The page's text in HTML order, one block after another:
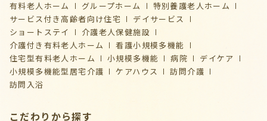
有料老人ホーム グループホーム
特別養護老人ホーム
サービス付き高齢者向け住宅
デイサービス
ショートステイ
介護⽼⼈保健施設
介護付き有料老人ホーム
看護小規模多機能
住宅型有料老人ホーム
小規模多機能 病院
デイケア
⼩規模多機能型居宅介護
ケアハウス
訪問介護
訪問入浴
こだわりから探す